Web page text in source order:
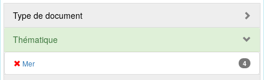
Type de document
Thématique
Mer 4